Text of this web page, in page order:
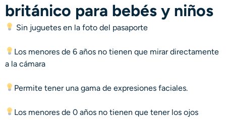
británico para bebés y niños
Sin juguetes en la foto del pasaporte
Los menores de 6 años no tienen que mirar directamente
a la cámara
Permite tener una gama de expresiones faciales.
Los menores de 0 años no tienen que tener los ojos